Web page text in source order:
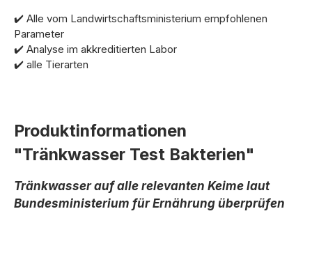
✔️ Alle vom Landwirtschaftsministerium empfohlenen
Parameter
✔️ Analyse im akkreditierten Labor
✔️ alle Tierarten
Produktinformationen
"Tränkwasser Test Bakterien"
Tränkwasser auf alle relevanten Keime laut
Bundesministerium für Ernährung überprüfen